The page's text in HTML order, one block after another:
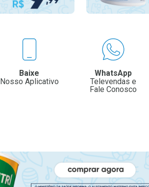
Baixe
Nosso Aplicativo
WhatsApp
Televendas e
Fale Conosco